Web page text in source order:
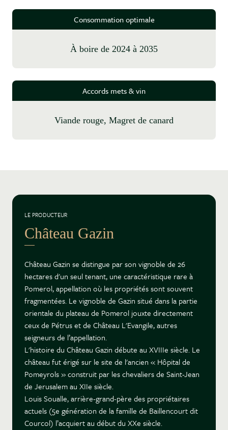
Consommation optimale
à boire de 2024 à 2035
Accords mets & vin
Viande rouge, Magret de canard
LE PRODUCTEUR
Château Gazin
Château Gazin se distingue par son vignoble de 26
hectares d'un seul tenant, une caractéristique rare à
Pomerol, appellation où les propriétés sont souvent
fragmentées. Le vignoble de Gazin situé dans la partie
orientale du plateau de Pomerol jouxte directement
ceux de Pétrus et de Château L'Evangile, autres
seigneurs de l’appellation.
L'histoire du Château Gazin débute au XVIIIe siècle. Le
château fut érigé sur le site de l'ancien « Hôpital de
Pomeyrols » construit par les chevaliers de Saint-Jean
de Jerusalem au XIIe siècle.
Louis Soualle, arrière-grand-père des propriétaires
actuels (5e génération de la famille de Baillencourt dit
Courcol) l’acquiert au début du XXe siècle.